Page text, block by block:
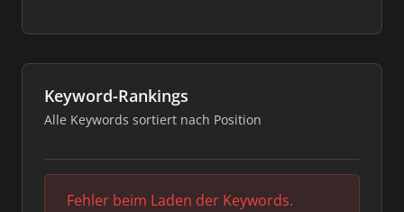
Keyword-Rankings
Alle Keywords sortiert nach Position
Fehler beim Laden der Keywords.